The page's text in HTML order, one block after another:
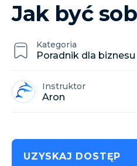
Kategoria
Poradnik dla biznesu
Instruktor
Aron
Jak być
UZYSKAJ DOSTĘP